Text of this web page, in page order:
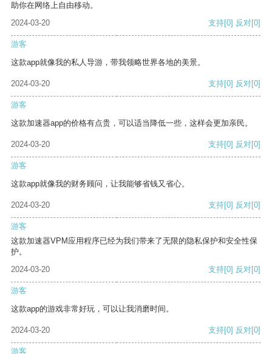
助你在网络上自由移动。
2024-03-20
支持[0] 反对[0]
游客
这款app就像我的私人导游，带我领略世界各地的美景。
2024-03-20 支持[0] 反对[0]
游客
这款加速器app的价格有点贵，可以适当降低一些，这样会更加亲民。
2024-03-20 支持[0] 反对[0]
游客
这款app就像我的财务顾问，让我能够省钱又省心。
2024-03-20 支持[0] 反对[0]
游客
这款加速器VPM应用程序已经为我们带来了无限的隐私保护和安全性保
护。
2024-03-20
支持[0] 反对[0]
游客
这款app的游戏非常好玩，可以让我消磨时间。
2024-03-20 支持[0] 反对[0]
游客